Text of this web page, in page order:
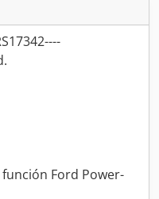
Ford Power-